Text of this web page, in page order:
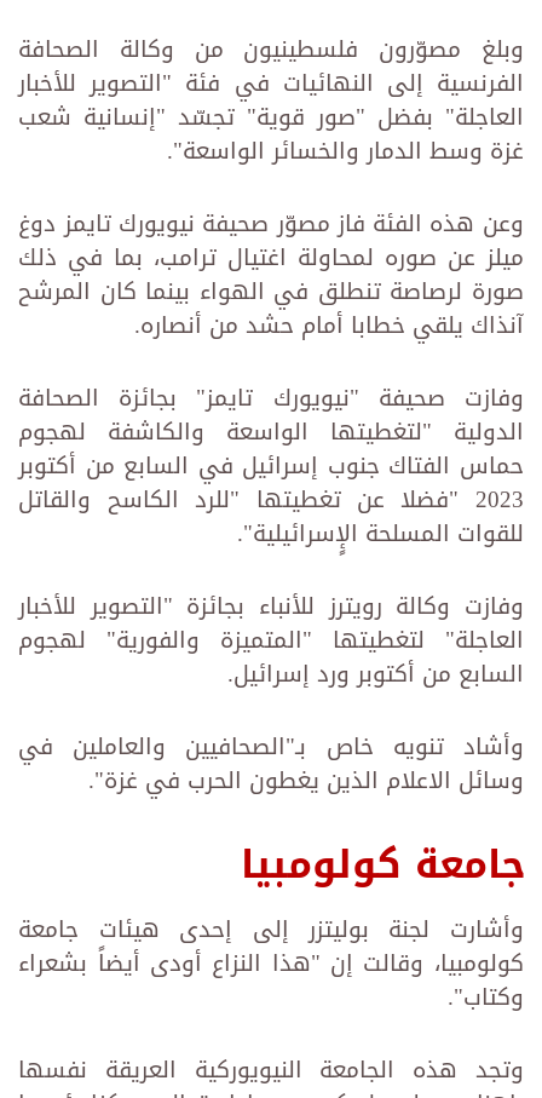
وبلغ مصوّرون فلسطينيون من وكالة الصحافة
الفرنسية إلى النهائيات في فئة "التصوير للأخبار
العاجلة" بفضل "صور قوية" تجسّد "إنسانية شعب
غزة وسط الدمار والخسائر الواسعة".
وعن هذه الفئة فاز مصوّر صحيفة نيويورك تايمز دوغ
ميلز عن صوره لمحاولة اغتيال ترامب، بما في ذلك
صورة لرصاصة تنطلق في الهواء بينما كان المرشح
آنذاك يلقي خطابا أمام حشد من أنصاره.
وفازت صحيفة "نيويورك تايمز" بجائزة الصحافة
الدولية "لتغطيتها الواسعة والكاشفة لهجوم
حماس الفتاك جنوب إسرائيل في السابع من أكتوبر
2023 "فضلا عن تغطيتها "للرد الكاسح والقاتل
للقوات المسلحة الإٍسرائيلية".
وفازت وكالة رويترز للأنباء بجائزة "التصوير للأخبار
العاجلة" لتغطيتها "المتميزة والفورية" لهجوم
السابع من أكتوبر ورد إسرائيل.
وأشاد تنويه خاص بـ"الصحافيين والعاملين في
وسائل الاعلام الذين يغطون الحرب في غزة".
جامعة كولومبيا
وأشارت لجنة بوليتزر إلى إحدى هيئات جامعة
كولومبيا، وقالت إن "هذا النزاع أودى أيضاً بشعراء
وكتاب".
وتجد هذه الجامعة النيويوركية العريقة نفسها